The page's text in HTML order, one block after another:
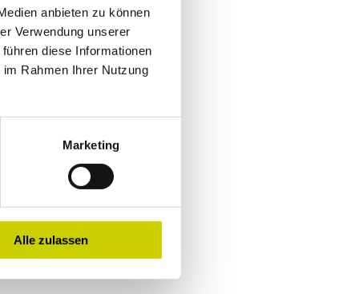
anbieten zu können
Verwendung unserer
diese Informationen
Rahmen Ihrer Nutzung
Marketing
Alle zulassen